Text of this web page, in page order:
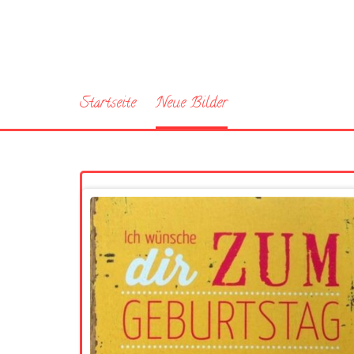
Startseite Neue Bilder